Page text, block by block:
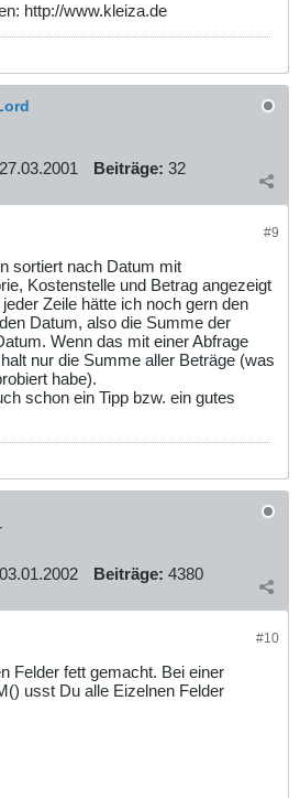
http://www.kleiza.de
27.03.2001 Beiträge: 32
#9
sortiert nach Datum mit
Kostenstelle und Betrag angezeigt
Zeile hätte ich noch gern den
Datum, also die Summe der
Wenn das mit einer Abfrage
nur die Summe aller Beträge (was
habe).
schon ein Tipp bzw. ein gutes
03.01.2002 Beiträge: 4380
#10
Felder fett gemacht. Bei einer
usst Du alle Eizelnen Felder